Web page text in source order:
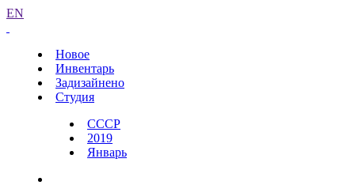
EN
Новое
Инвентарь
Задизайнено
Студия
СССР
2019
Январь